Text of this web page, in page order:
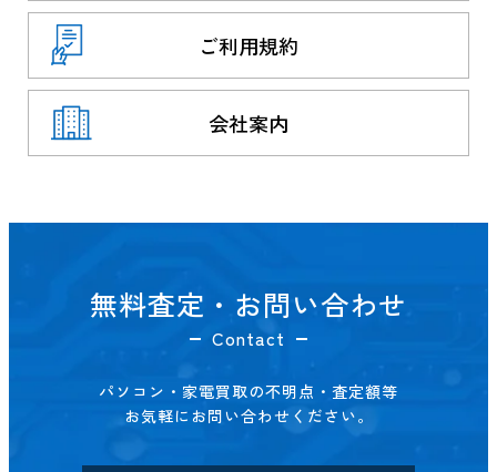
ご利用規約
会社案内
無料査定・お問い合わせ
Contact
パソコン・家電買取の不明点・査定額等
お気軽にお問い合わせください。